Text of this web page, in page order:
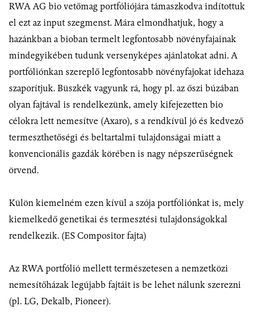
RWA AG bio vetőmag portfóliójára támaszkodva indítottuk
el ezt az input szegmenst. Mára elmondhatjuk, hogy a
hazánkban a bioban termelt legfontosabb növényfajainak
mindegyikében tudunk versenyképes ajánlatokat adni. A
portfóliónkan szereplő legfontosabb növényfajokat idehaza
szaporítjuk. Büszkék vagyunk rá, hogy pl. az őszi búzában
olyan fajtával is rendelkezünk, amely kifejezetten bio
célokra lett nemesítve (Axaro), s a rendkívül jó és kedvező
termeszthetőségi és beltartalmi tulajdonságai miatt a
konvencionális gazdák körében is nagy népszerűségnek
örvend.
Külön kiemelném ezen kívül a szója portfóliónkat is, mely
kiemelkedő genetikai és termesztési tulajdonságokkal
rendelkezik. (ES Compositor fajta)
Az RWA portfólió mellett természetesen a nemzetközi
nemesítőházak legújabb fajtáit is be lehet nálunk szerezni
(pl. LG, Dekalb, Pioneer).